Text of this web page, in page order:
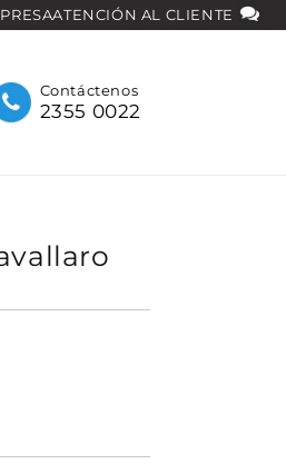
ATENCIÓN AL CLIENTE
Contáctenos
2355 0022